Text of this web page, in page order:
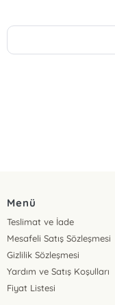
Menü
Teslimat ve İade
Mesafeli Satış Sözleşmesi
Gizlilik Sözleşmesi
Yardım ve Satış Koşulları
Fiyat Listesi